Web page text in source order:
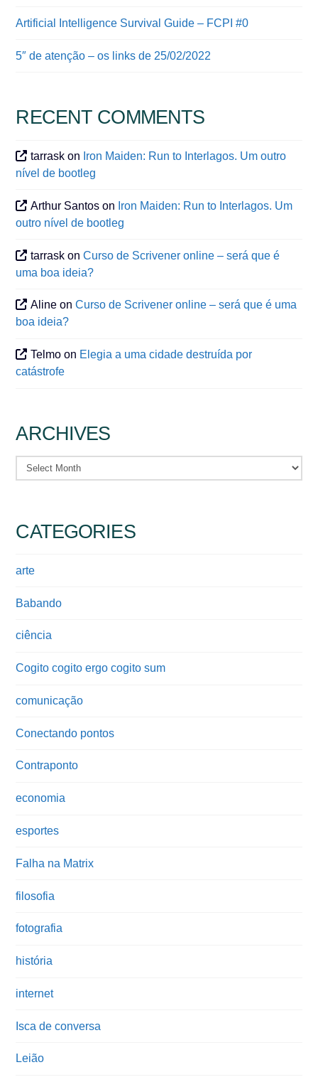
Artificial Intelligence Survival Guide – FCPI #0
5″ de atenção – os links de 25/02/2022
RECENT COMMENTS
tarrask on Iron Maiden: Run to Interlagos. Um outro
nível de bootleg
Arthur Santos on Iron Maiden: Run to Interlagos. Um
outro nível de bootleg
tarrask onCurso de Scrivener online – será que é
uma boa ideia?
Aline onCurso de Scrivener online – será que é uma
boa ideia?
Telmo on Elegia a uma cidade destruída por
catástrofe
ARCHIVES
Archives
CATEGORIES
arte
Babando
ciência
Cogito cogito ergo cogito sum
comunicação
Conectando pontos
Contraponto
economia
esportes
Falha na Matrix
filosofia
fotografia
história
internet
Isca de conversa
Leião